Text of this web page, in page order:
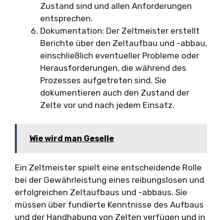
Zustand sind und allen Anforderungen
entsprechen.
Dokumentation: Der Zeltmeister erstellt
Berichte über den Zeltaufbau und -abbau,
einschließlich eventueller Probleme oder
Herausforderungen, die während des
Prozesses aufgetreten sind. Sie
dokumentieren auch den Zustand der
Zelte vor und nach jedem Einsatz.
Wie wird man Geselle
Ein Zeltmeister spielt eine entscheidende Rolle
bei der Gewährleistung eines reibungslosen und
erfolgreichen Zeltaufbaus und -abbaus. Sie
müssen über fundierte Kenntnisse des Aufbaus
und der Handhabung von Zelten verfügen und in